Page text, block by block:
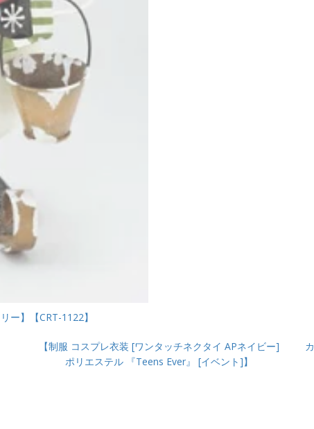
ー】【CRT-1122】
【制服 コスプレ衣装 [ワンタッチネクタイ APネイビー]
ポリエステル 『Teens Ever』 [イベント]】